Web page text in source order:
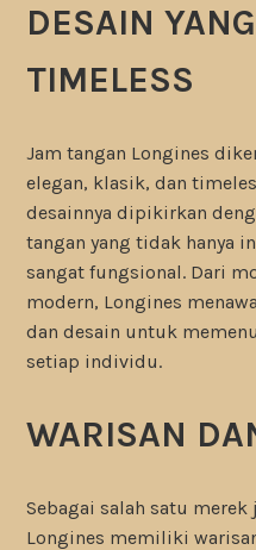
DESAIN
TIMELESS
Jam tangan Longines
elegan, klasik, dan
desainnya dipikirkan
tangan yang tidak hanya
sangat fungsional. Dari
modern, Longines
dan desain untuk
setiap individu.
WARISAN
Sebagai salah satu
Longines memiliki